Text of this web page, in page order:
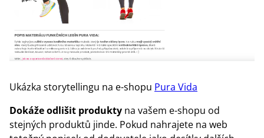
Ukázka storytellingu na e-shopu Pura Vida
Dokáže odlišit produkty na vašem e-shopu od
stejných produktů jinde. Pokud nahrajete na web